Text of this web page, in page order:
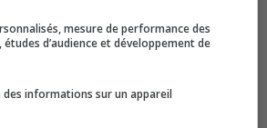
la collecte, le transport et le
mesure de performance des
d’audience et développement de
informations sur un appareil